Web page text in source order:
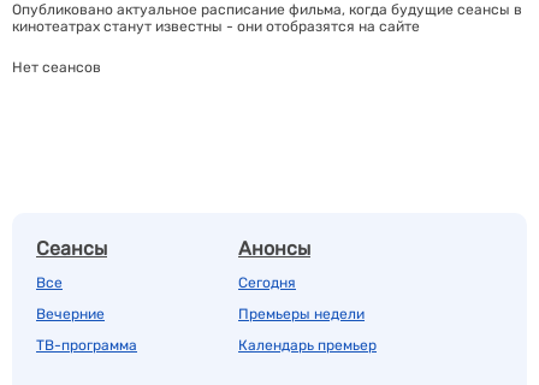
Опубликовано актуальное расписание фильма, когда будущие сеансы в
кинотеатрах станут известны - они отобразятся на сайте
Нет сеансов
Сеансы
Все
Вечерние
ТВ-программа
Анонсы
Сегодня
Премьеры недели
Календарь премьер